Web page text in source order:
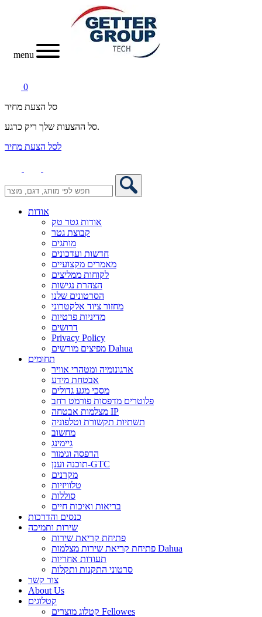
menu
0
סל הצעת מחיר
סל ההצעות שלך ריק כרגע.
לסל הצעת מחיר
אודות
אודות גטר טק
קבוצת גטר
מותגים
חדשות ועדכונים
מאמרים מקצועיים
לקוחות ממליצים
הצהרת נגישות
הסרטונים שלנו
מחזור ציוד אלקטרוני
מדיניות פרטיות
דרושים
Privacy Policy
מפיצים מורשים Dahua
תחומים
ארגונומיה ומטהרי אוויר
אבטחת מידע
מסכי מגע גדולים
פלוטרים מדפסות פורמט רחב
מצלמות אבטחה IP
תשתיות תקשורת וטלפוניה
מחשוב
גיימינג
הדפסה וגימור
תוכנה וענן-GTC
מקרנים
טלוויזיות
סוללות
בריאות ואיכות חיים
כנסים והדרכות
שירות ותמיכה
פתיחת קריאת שירות
פתיחת קריאת שירות מצלמות Dahua
תעודות אחריות
סרטוני התקנות ותקלות
צור קשר
About Us
קטלוגים
קטלוג מוצרים Fellowes